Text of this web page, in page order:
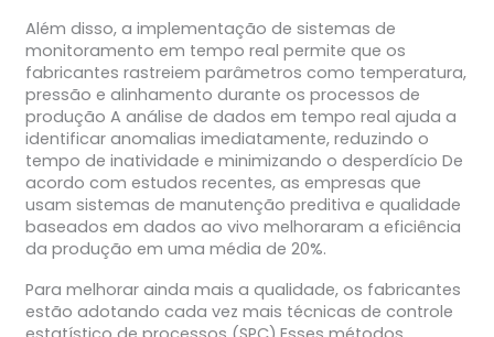
Além disso, a implementação de sistemas de
monitoramento em tempo real permite que os
fabricantes rastreiem parâmetros como temperatura,
pressão e alinhamento durante os processos de
produção A análise de dados em tempo real ajuda a
identificar anomalias imediatamente, reduzindo o
tempo de inatividade e minimizando o desperdício De
acordo com estudos recentes, as empresas que
usam sistemas de manutenção preditiva e qualidade
baseados em dados ao vivo melhoraram a eficiência
da produção em uma média de 20%.
Para melhorar ainda mais a qualidade, os fabricantes
estão adotando cada vez mais técnicas de controle